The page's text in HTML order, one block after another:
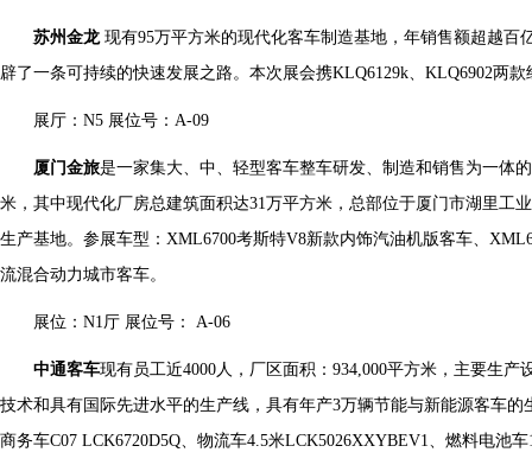
苏州金龙 现有95万平方米的现代化客车制造基地，年销售额超越百
辟了一条可持续的快速发展之路。本次展会携KLQ6129k、KLQ6902两
展厅：N5 展位号：A-09
厦门金旅是一家集大、中、轻型客车整车研发、制造和销售为一体
米，其中现代化厂房总建筑面积达31万平方米，总部位于厦门市湖里工
生产基地。参展车型：XML6700考斯特V8新款内饰汽油机版客车、
流混合动力城市客车。
展位：N1厅 展位号： A-06
中通客车现有员工近4000人，厂区面积：934,000平方米，主要生
技术和具有国际先进水平的生产线，具有年产3万辆节能与新能源客车的
商务车C07 LCK6720D5Q、物流车4.5米LCK5026XXYBEV1、燃料电池